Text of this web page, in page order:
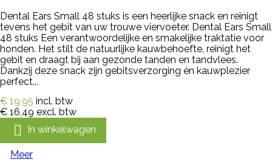
Dental Ears Small 48 stuks is een heerlijke snack en reinigt
tevens het gebit van uw trouwe viervoeter. Dental Ears Small
48 stuks Een verantwoordelijke en smakelijke traktatie voor
honden. Het stilt de natuurlijke kauwbehoefte, reinigt het
gebit en draagt bij aan gezonde tanden en tandvlees.
Dankzij deze snack zijn gebitsverzorging én kauwplezier
perfect...
€ 19,95 incl. btw
€ 16,49 excl. btw
 In winkelwagen
Meer